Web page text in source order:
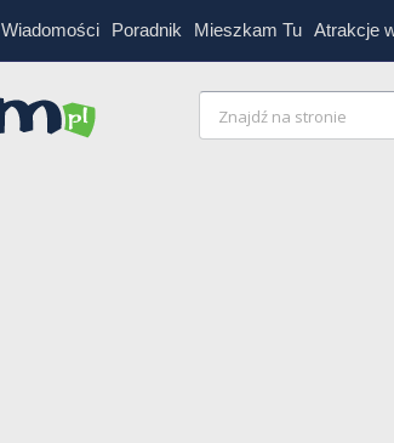
Wiadomości Poradnik Mieszkam Tu Atrakcje